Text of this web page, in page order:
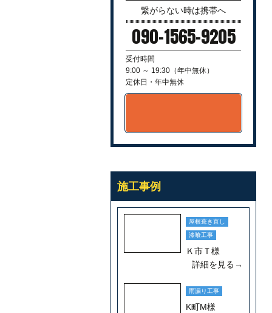
繋がらない時は携帯へ
090-1565-9205
受付時間
9:00 ～ 19:30（年中無休）
定休日・年中無休
施工事例
屋根葺き直し
漆喰工事
Ｋ市Ｔ様
詳細を見る→
雨漏り工事
K町M様